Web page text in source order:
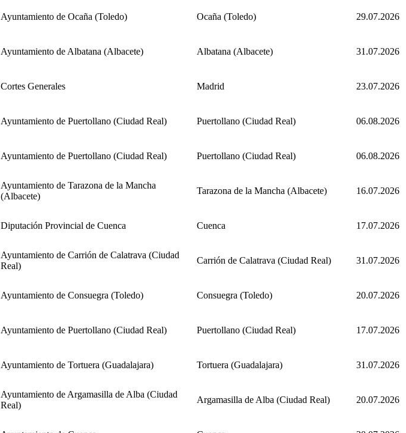
Ayuntamiento de Ocaña (Toledo) Ocaña (Toledo) 29.07.2026
Ayuntamiento de Albatana (Albacete) Albatana (Albacete) 31.07.2026
Cortes Generales Madrid 23.07.2026
Ayuntamiento de Puertollano (Ciudad Real) Puertollano (Ciudad Real) 06.08.2026
Ayuntamiento de Puertollano (Ciudad Real) Puertollano (Ciudad Real) 06.08.2026
Ayuntamiento de Tarazona de la Mancha
(Albacete)
Tarazona de la Mancha (Albacete) 16.07.2026
Diputación Provincial de Cuenca Cuenca 17.07.2026
Ayuntamiento de Carrión de Calatrava (Ciudad
Real)
Carrión de Calatrava (Ciudad Real) 31.07.2026
Ayuntamiento de Consuegra (Toledo) Consuegra (Toledo) 20.07.2026
Ayuntamiento de Puertollano (Ciudad Real) Puertollano (Ciudad Real) 17.07.2026
Ayuntamiento de Tortuera (Guadalajara) Tortuera (Guadalajara) 31.07.2026
Ayuntamiento de Argamasilla de Alba (Ciudad
Real)
Argamasilla de Alba (Ciudad Real) 20.07.2026